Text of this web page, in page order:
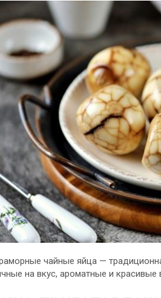
чайные яйца —
на вкус, ароматные и красивые